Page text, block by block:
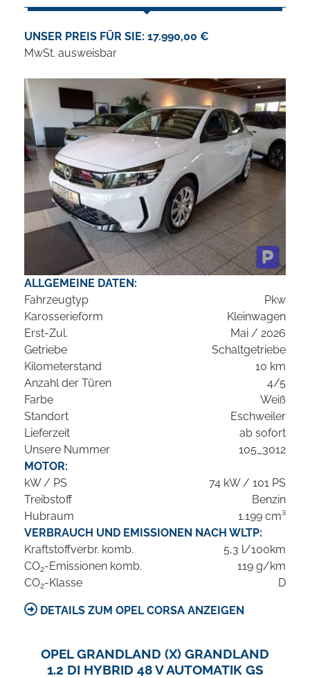
UNSER PREIS FÜR SIE: 17.990,00 €
MwSt. ausweisbar
ALLGEMEINE DATEN:
Fahrzeugtyp
Pkw
Karosserieform
Kleinwagen
Erst-Zul.
Mai / 2026
Getriebe
Schaltgetriebe
Kilometerstand
10 km
Anzahl der Türen
4/5
Farbe
Weiß
Standort
Eschweiler
Lieferzeit
ab sofort
Unsere Nummer
105_3012
MOTOR:
kW / PS
74 kW / 101 PS
Treibstoff
Benzin
Hubraum
1.199 cm³
VERBRAUCH UND EMISSIONEN NACH WLTP:
Kraftstoffverbr. komb.
5,3 l/100km
CO2-Emissionen komb.
119 g/km
CO2-Klasse D
DETAILS ZUM OPEL CORSA ANZEIGEN
OPEL GRANDLAND (X) GRANDLAND
1.2 DI HYBRID 48 V AUTOMATIK GS